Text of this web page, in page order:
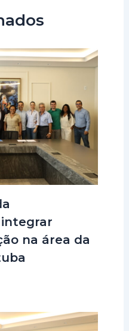
integrar
na área da